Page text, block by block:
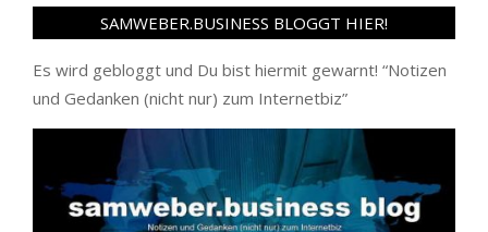
SAMWEBER.BUSINESS BLOGGT HIER!
Es wird gebloggt und Du bist hiermit gewarnt! “Notizen
und Gedanken (nicht nur) zum Internetbiz”